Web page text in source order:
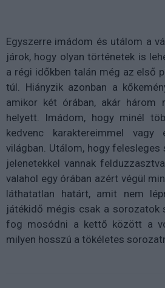
Egyszerre imádom és utálom a
járok, hogy olyan történetek is
a régi időkben talán még az első
túl. Hiányzik azonban a
amikor két órában, akár
helyett. Imádom, hogy minél
kedvenc karaktereimmel
világban. Utálom, hogy felesleges
jelenetekkel vannak
valahol egy órában azért végül
láthatatlan határt, amit nem
játékidő mégis csak a sorozatok
fog mosódni a kettő között a
milyen hosszú a tökéletes